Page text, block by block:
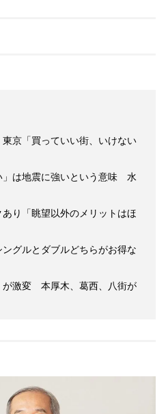
京「買っていい街、いけない
」は地震に強いという意味 水
り「眺望以外のメリットはほ
ングルとダブルどちらがお得な
が激変 本厚木、葛西、八街が